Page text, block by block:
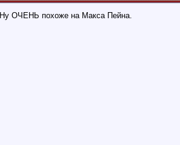
Ну ОЧЕНЬ похоже на Макса Пейна.